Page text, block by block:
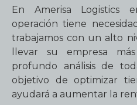
En Amerisa Logistics
operación tiene
trabajamos con un alto
llevar su empresa
profundo análisis de
objetivo de optimizar
ayudará a aumentar la